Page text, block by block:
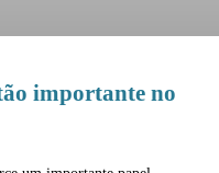
importante no